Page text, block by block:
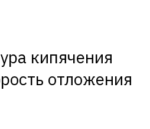
кипячения
отложения